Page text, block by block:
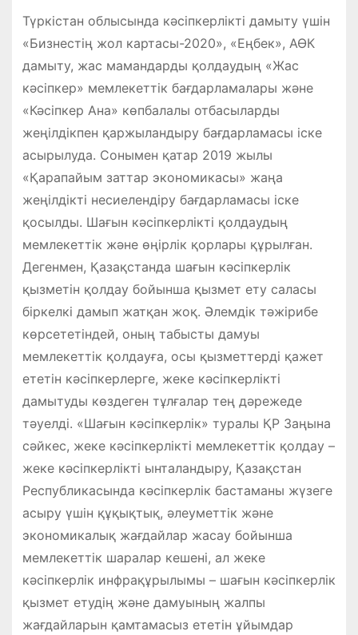
Түркістан облысында кәсіпкерлікті дамыту үшін
«Бизнестің жол картасы-2020», «Еңбек», АӨК
дамыту, жас мамандарды қолдаудың «Жас
кәсіпкер» мемлекеттік бағдарламалары және
«Кәсіпкер Ана» көпбалалы отбасыларды
жеңілдікпен қаржыландыру бағдарламасы іске
асырылуда. Сонымен қатар 2019 жылы
«Қарапайым заттар экономикасы» жаңа
жеңілдікті несиелендіру бағдарламасы іске
қосылды. Шағын кәсіпкерлікті қолдаудың
мемлекеттік және өңірлік қорлары құрылған.
Дегенмен, Қазақстанда шағын кәсіпкерлік
қызметін қолдау бойынша қызмет ету саласы
біркелкі дамып жатқан жоқ. Әлемдік тәжірибе
көрсететіндей, оның табысты дамуы
мемлекеттік қолдауға, осы қызметтерді қажет
ететін кәсіпкерлерге, жеке кәсіпкерлікті
дамытуды көздеген тұлғалар тең дәрежеде
тәуелді. «Шағын кәсіпкерлік» туралы ҚР Заңына
сәйкес, жеке кәсіпкерлікті мемлекеттік қолдау –
жеке кәсіпкерлікті ынталандыру, Қазақстан
Республикасында кәсіпкерлік бастаманы жүзеге
асыру үшін құқықтық, әлеуметтік және
экономикалық жағдайлар жасау бойынша
мемлекеттік шаралар кешені, ал жеке
кәсіпкерлік инфрақұрылымы – шағын кәсіпкерлік
қызмет етудің және дамуының жалпы
жағдайларын қамтамасыз ететін ұйымдар